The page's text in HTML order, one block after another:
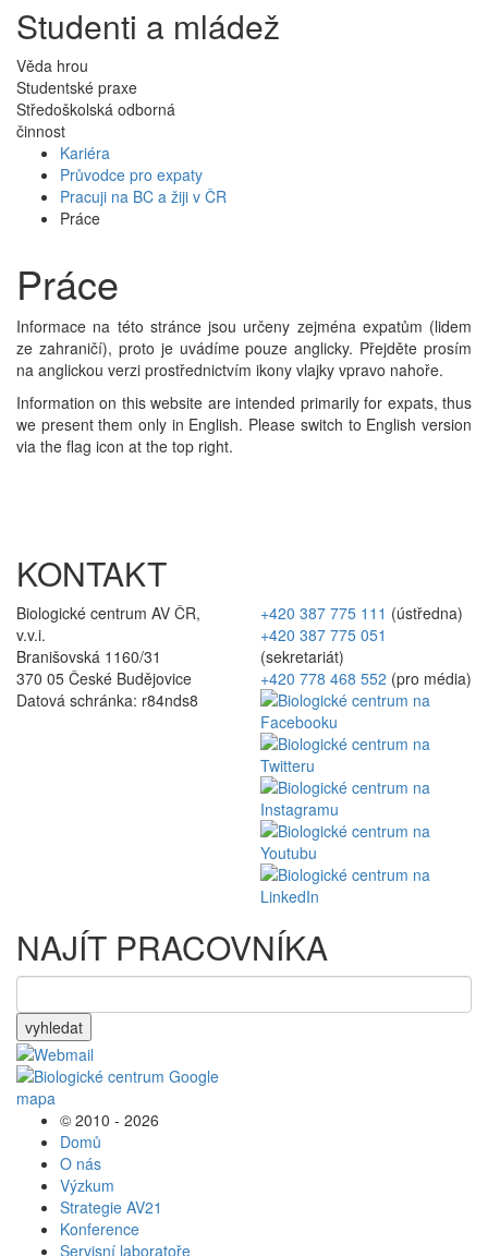
Studenti a mládež
Věda hrou
Studentské praxe
Středoškolská odborná
činnost
Kariéra
Průvodce pro expaty
Pracuji na BC a žiji v ČR
Práce
Práce
Informace na této stránce jsou určeny zejména expatům (lidem
ze zahraničí), proto je uvádíme pouze anglicky. Přejděte prosím
na anglickou verzi prostřednictvím ikony vlajky vpravo nahoře.
Information on this website are intended primarily for expats, thus
we present them only in English. Please switch to English version
via the flag icon at the top right.
KONTAKT
Biologické centrum AV ČR,
v.v.i.
Branišovská 1160/31
370 05 České Budějovice
Datová schránka: r84nds8
+420 387 775 111 (ústředna)
+420 387 775 051
(sekretariát)
+420 778 468 552 (pro média)
NAJÍT PRACOVNÍKA
vyhledat
© 2010 - 2026
Domů
O nás
Výzkum
Strategie AV21
Konference
Servisní laboratoře